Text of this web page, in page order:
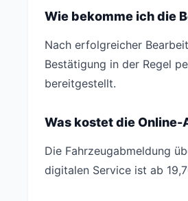
Wie bekomme ich die
Nach erfolgreicher
Bestätigung in der Regel
bereitgestellt.
Was kostet die Online-
Die Fahrzeugabmeldung
digitalen Service ist ab